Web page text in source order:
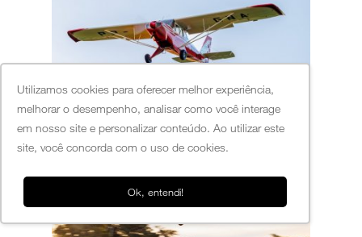
Utilizamos cookies para oferecer melhor experiência,
melhorar o desempenho, analisar como você interage
em nosso site e personalizar conteúdo. Ao utilizar este
site, você concorda com o uso de cookies.
Ok, entendi!